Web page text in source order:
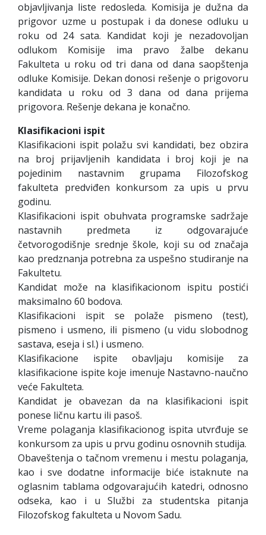
objavljivanja liste redosleda. Komisija je dužna da
prigovor uzme u postupak i da donese odluku u
roku od 24 sata. Kandidat koji je nezadovoljan
odlukom Komisije ima pravo žalbe dekanu
Fakulteta u roku od tri dana od dana saopštenja
odluke Komisije. Dekan donosi rešenje o prigovoru
kandidata u roku od 3 dana od dana prijema
prigovora. Rešenje dekana je konačno.
Klasifikacioni ispit
Klasifikacioni ispit polažu svi kandidati, bez obzira
na broj prijavljenih kandidata i broj koji je na
pojedinim nastavnim grupama Filozofskog
fakulteta predviđen konkursom za upis u prvu
godinu.
Klasifikacioni ispit obuhvata programske sadržaje
nastavnih predmeta iz odgovarajuće
četvorogodišnje srednje škole, koji su od značaja
kao predznanja potrebna za uspešno studiranje na
Fakultetu.
Kandidat može na klasifikacionom ispitu postići
maksimalno 60 bodova.
Klasifikacioni ispit se polaže pismeno (test),
pismeno i usmeno, ili pismeno (u vidu slobodnog
sastava, eseja i sl.) i usmeno.
Klasifikacione ispite obavljaju komisije za
klasifikacione ispite koje imenuje Nastavno-naučno
veće Fakulteta.
Kandidat je obavezan da na klasifikacioni ispit
ponese ličnu kartu ili pasoš.
Vreme polaganja klasifikacionog ispita utvrđuje se
konkursom za upis u prvu godinu osnovnih studija.
Obaveštenja o tačnom vremenu i mestu polaganja,
kao i sve dodatne informacije biće istaknute na
oglasnim tablama odgovarajućih katedri, odnosno
odseka, kao i u Službi za studentska pitanja
Filozofskog fakulteta u Novom Sadu.